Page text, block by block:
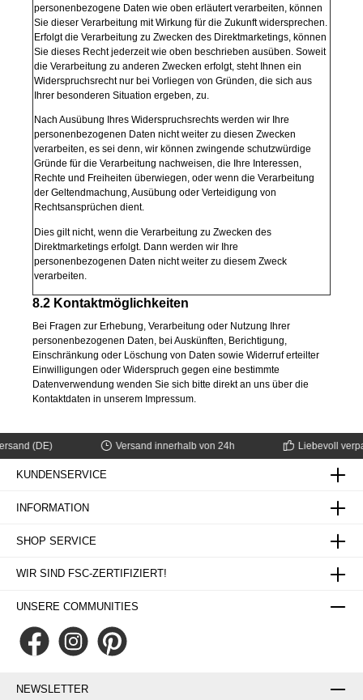
personenbezogene Daten wie oben erläutert verarbeiten, können
Sie dieser Verarbeitung mit Wirkung für die Zukunft widersprechen.
Erfolgt die Verarbeitung zu Zwecken des Direktmarketings, können
Sie dieses Recht jederzeit wie oben beschrieben ausüben. Soweit
die Verarbeitung zu anderen Zwecken erfolgt, steht Ihnen ein
Widerspruchsrecht nur bei Vorliegen von Gründen, die sich aus
Ihrer besonderen Situation ergeben, zu.
Nach Ausübung Ihres Widerspruchsrechts werden wir Ihre
personenbezogenen Daten nicht weiter zu diesen Zwecken
verarbeiten, es sei denn, wir können zwingende schutzwürdige
Gründe für die Verarbeitung nachweisen, die Ihre Interessen,
Rechte und Freiheiten überwiegen, oder wenn die Verarbeitung
der Geltendmachung, Ausübung oder Verteidigung von
Rechtsansprüchen dient.
Dies gilt nicht, wenn die Verarbeitung zu Zwecken des
Direktmarketings erfolgt. Dann werden wir Ihre
personenbezogenen Daten nicht weiter zu diesem Zweck
verarbeiten.
8.2 Kontaktmöglichkeiten
Bei Fragen zur Erhebung, Verarbeitung oder Nutzung Ihrer
personenbezogenen Daten, bei Auskünften, Berichtigung,
Einschränkung oder Löschung von Daten sowie Widerruf erteilter
Einwilligungen oder Widerspruch gegen eine bestimmte
Datenverwendung wenden Sie sich bitte direkt an uns über die
Kontaktdaten in unserem Impressum.
(DE) Versand innerhalb von 24h Liebevoll
KUNDENSERVICE
INFORMATION
SHOP SERVICE
WIR SIND FSC-ZERTIFIZIERT!
UNSERE COMMUNITIES
NEWSLETTER